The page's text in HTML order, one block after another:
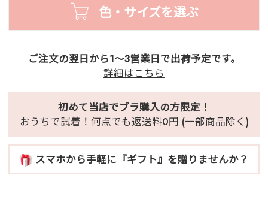
色・サイズを選ぶ
ご注文の翌日から1～3営業日で出荷予定です。
詳細はこちら
初めて当店でブラ購入の方限定！
おうちで試着！何点でも返送料0円 (一部商品除く)
スマホから手軽に『ギフト』を贈りませんか？